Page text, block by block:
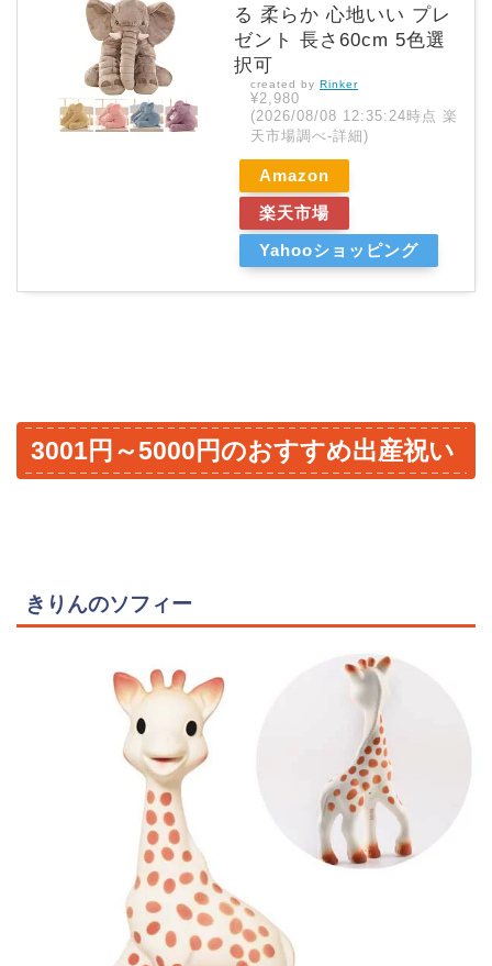
る 柔らか 心地いい プレ
ゼント 長さ60cm 5色選
択可
created by Rinker
¥2,980
(2026/08/08 12:35:24時点 楽
天市場調べ-詳細)
Amazon
楽天市場
Yahooショッピング
3001円～5000円のおすすめ出産祝い
きりんのソフィー